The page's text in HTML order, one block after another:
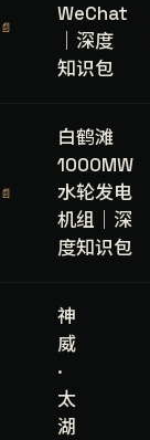
📄
WeChat
｜深度
知识包
📄
白鹤滩
1000MW
水轮发电
机组｜深
度知识包
神
威
·
太
湖